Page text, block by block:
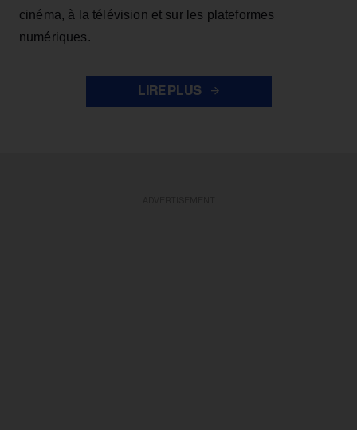
cinéma, à la télévision et sur les plateformes
numériques.
LIRE PLUS